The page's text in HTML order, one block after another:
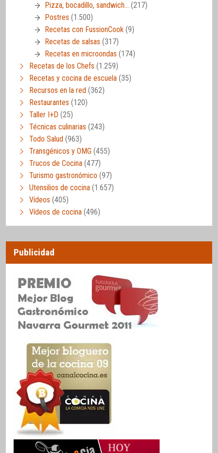
Pizza, bocadillo, sandwich… (217)
Postres (1.500)
Recetas con FussionCook (9)
Recetas de salsas (317)
Recetas en microondas (174)
Recetas de los Chefs (1.259)
Recetas y cocina de escuela (35)
Recursos en la red (362)
Restaurantes (120)
Taller I+D (25)
Técnicas culinarias (243)
Todo Salud (963)
Transgénicos y OMG (455)
Trucos de Cocina (477)
Turismo gastronómico (97)
Utensilios de cocina (1.657)
Vídeos (405)
Vídeos de cocina (496)
Publicidad